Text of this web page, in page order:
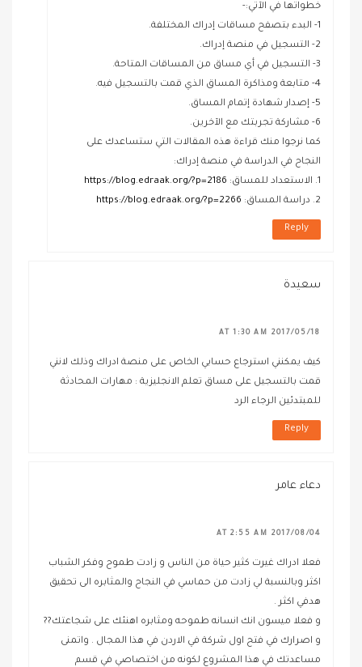
خطواتها في الآتي:-
1- البدء بتصفح مساقات إدراك المختلفة.
2- التسجيل في منصة إدراك.
3- التسجيل في أي مساق من المساقات المتاحة.
4- متابعة ومذاكرة المساق الذي قمت بالتسجيل فيه.
5- إصدار شهادة إتمام المساق.
6- مشاركة تجربتك مع الآخرين.
كما نرجوا منك قراءة هذه المقالات التي ستساعدك على
النجاح في الدراسة في منصة إدراك:
1. الاستعداد للمساق:
https://blog.edraak.org/?p=2186
2. دراسة المساق:
https://blog.edraak.org/?p=2266
Reply
سعيدة
2017/05/18 AT 1:30 AM
كيف يمكنني استرجاع حسابي الخاص على منصة ادراك وذلك لانني
قمت بالتسجيل على مساق تعلم الانجليزية : مهارات المحادثة
للمبتدئين الرجاء الرد
Reply
دعاء عامر
2017/08/04 AT 2:55 AM
فعلا ادراك غيرت كثير حياة من الناس و زادت طموح وفكر الشباب
اكثر وبالنسبة لي زادت من حماسي في النجاح والمثابره الى تحقيق
هدفي اكثر .
و فعلا ميسون انك انسانه طموحه ومثابره اهنئك على شجاعتك??
و اصرارك في فتح اول شركة في الاردن في هذا المجال . واتمنى
مساعدتك في هذا المشروع لكونه من اختصاصي في قسم